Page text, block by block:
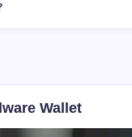
Wallet